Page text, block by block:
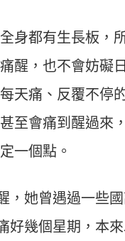
全身都有生長板，
醒，也不會妨礙
每天痛、反覆不停
甚至會痛到醒過來
一個點。
，她曾遇過一些
好幾個星期，本